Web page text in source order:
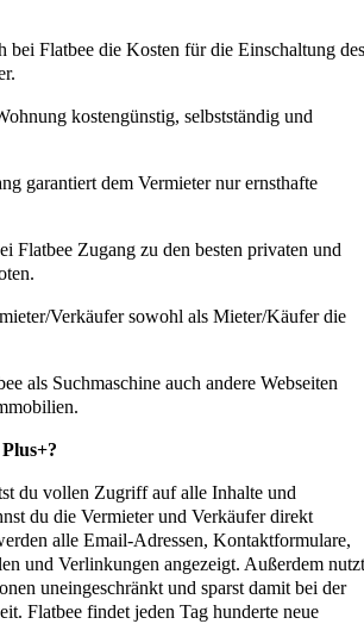
bei Flatbee die Kosten für die Einschaltung des
kostengünstig, selbstständig und
garantiert dem Vermieter nur ernsthafte
Flatbee Zugang zu den besten privaten und
Verkäufer sowohl als Mieter/Käufer die
als Suchmaschine auch andere Webseiten
du vollen Zugriff auf alle Inhalte und
du die Vermieter und Verkäufer direkt
alle Email-Adressen, Kontaktformulare,
und Verlinkungen angezeigt. Außerdem nutzt
uneingeschränkt und sparst damit bei der
Flatbee findet jeden Tag hunderte neue